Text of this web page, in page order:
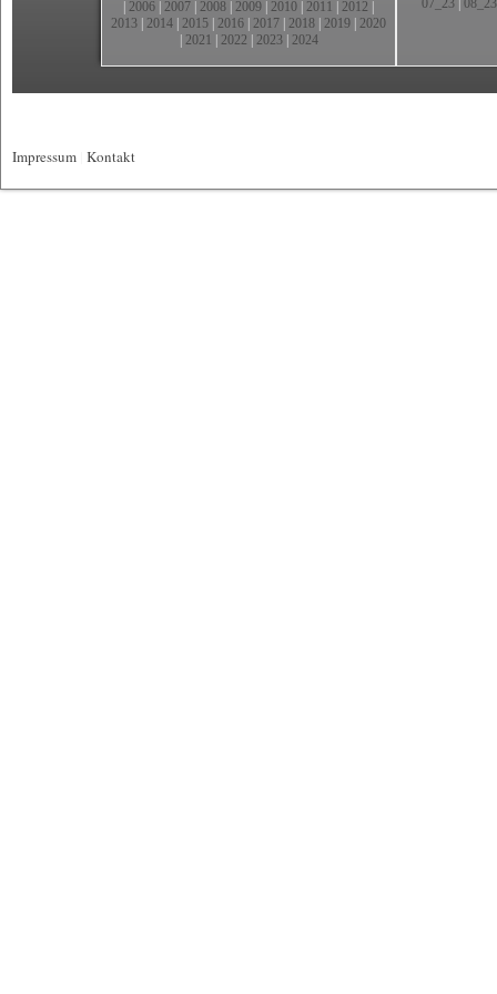
2006 2007 2008 2009 2010 2011 2012
2013 2014 2015 2016 2017 2018 2019 2020
2021 2022 2023| 2024
07_23 08_23
Impressum Kontakt